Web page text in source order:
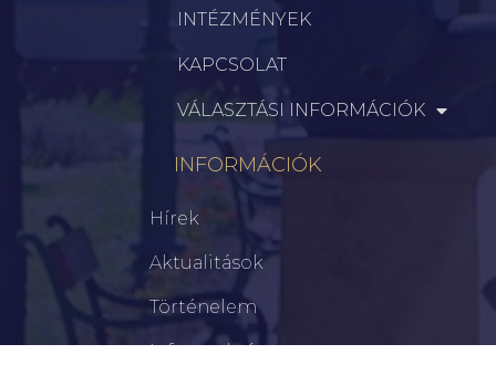
INTÉZMÉNYEK
KAPCSOLAT
VÁLASZTÁSI INFORMÁCIÓK
INFORMÁCIÓK
Hírek
Aktualitások
Történelem
Infrastruktúra